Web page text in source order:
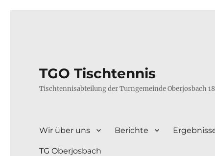
TGO Tischtennis
Tischtennisabteilung der Turngemeinde Oberjosbach
Wir über uns Berichte
TG Oberjosbach